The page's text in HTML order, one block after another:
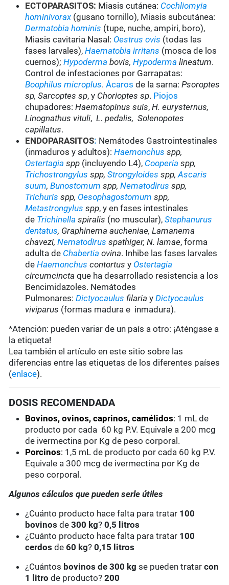
ECTOPARASITOS: Miasis cutánea: Cochliomyia
hominivorax(gusano tornillo), Miasis subcutánea:
Dermatobia hominis (tupe, nuche, ampiri, boro),
Miasis cavitaria Nasal: Oestrus ovis (todas las
fases larvales),Haematobia irritans (mosca de los
cuernos);Hypoderma bovis,Hypoderma lineatum.
Control de infestaciones por Garrapatas:
Boophilus microplus.Ácaros de la sarna:Psoroptes
sp, Sarcoptes sp, y Chorioptes sp. Piojos
chupadores:Haematopinus suis,H. eurysternus,
Linognathus vituli,L. pedalis, Solenopotes
capillatus.
ENDOPARASITOS: Nemátodes Gastrointestinales
(inmaduros y adultos):Haemonchus spp,
Ostertagia spp (incluyendo L4), Cooperia spp,
Trichostrongylus spp,Strongyloides spp,Ascaris
suum,Bunostomum spp,Nematodirus spp,
Trichuris spp, Oesophagostomum spp,
Metastrongylus spp, y en fases intestinales
de Trichinella spiralis (no muscular), Stephanurus
dentatus, Graphinema aucheniae, Lamanema
chavezi,Nematodirus spathiger, N. lamae, forma
adulta de Chabertia ovina. Inhibe las fases larvales
deHaemonchus contortus y Ostertagia
circumcincta que ha desarrollado resistencia a los
Bencimidazoles. Nemátodes
Pulmonares:Dictyocaulus filaria yDictyocaulus
viviparus (formas madura e inmadura).
*Atención: pueden variar de un país a otro: ¡Aténgase a
la etiqueta!
Lea también el artículo en este sitio sobre las
diferencias entre las etiquetas de los diferentes países
(enlace).
DOSIS RECOMENDADA
Bovinos, ovinos, caprinos, camélidos: 1 mL de
producto por cada 60 kg P.V. Equivale a 200 mcg
de ivermectina por Kg de peso corporal.
Porcinos: 1,5 mL de producto por cada 60 kg P.V.
Equivale a 300 mcg de ivermectina por Kg de
peso corporal.
Algunos cálculos que pueden serle útiles
¿Cuánto producto hace falta para tratar 100
bovinosde300 kg?0,5 litros
¿Cuánto producto hace falta para tratar 100
cerdosde60 kg?0,15 litros
¿Cuántos bovinos de 300 kg se pueden tratarcon
1 litro de producto?200